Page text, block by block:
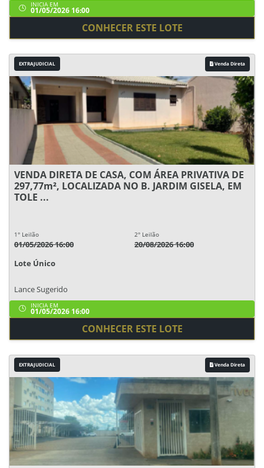
INICIA EM
01/05/2026 16:00
CONHECER ESTE LOTE
EXTRAJUDICIAL Venda Direta
VENDA DIRETA DE CASA, COM ÁREA PRIVATIVA DE
297,77m², LOCALIZADA NO B. JARDIM GISELA, EM
TOLE ...
1° Leilão
01/05/2026 16:00
2° Leilão
20/08/2026 16:00
Lote Único
Lance Sugerido
INICIA EM
01/05/2026 16:00
CONHECER ESTE LOTE
EXTRAJUDICIAL Venda Direta